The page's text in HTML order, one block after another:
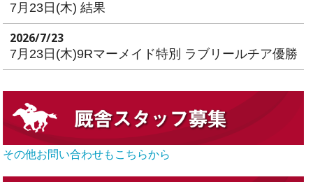
7月23日(木) 結果
2026/7/23
7月23日(木)9Rマーメイド特別 ラブリールチア優勝
その他お問い合わせもこちらから